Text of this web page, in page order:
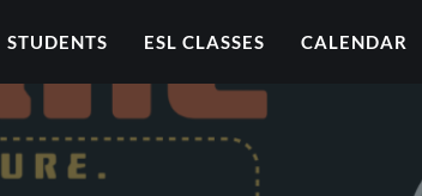
STUDENTS ESL CLASSES CALENDAR